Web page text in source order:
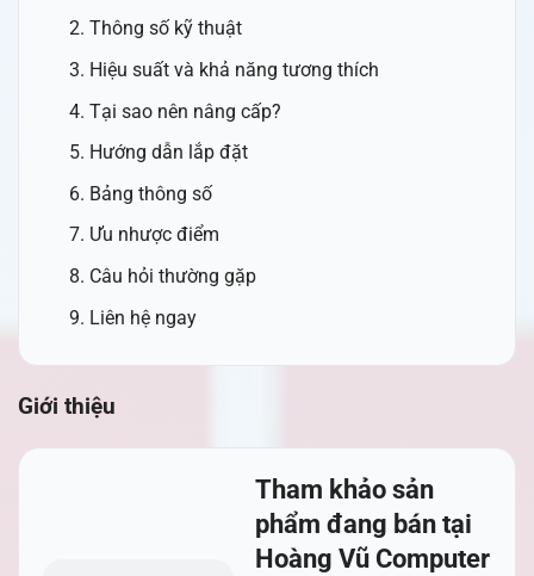
Thông số kỹ thuật
Hiệu suất và khả năng tương thích
Tại sao nên nâng cấp?
Hướng dẫn lắp đặt
Bảng thông số
Ưu nhược điểm
Câu hỏi thường gặp
Liên hệ ngay
Giới thiệu
Tham khảo sản
phẩm đang bán tại
Hoàng Vũ Computer